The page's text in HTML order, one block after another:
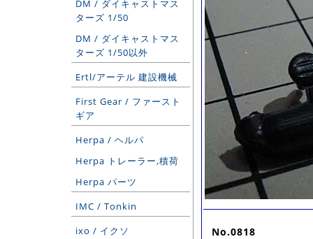
DM / ダイキャストマス
ターズ 1/50
DM / ダイキャストマス
ターズ 1/50以外
Ertl/アーテル 建設機械
First Gear / ファースト
ギア
Herpa / ヘルパ
Herpa トレーラー,積荷
Herpa パーツ
IMC / Tonkin
ixo / イクソ
No.0818